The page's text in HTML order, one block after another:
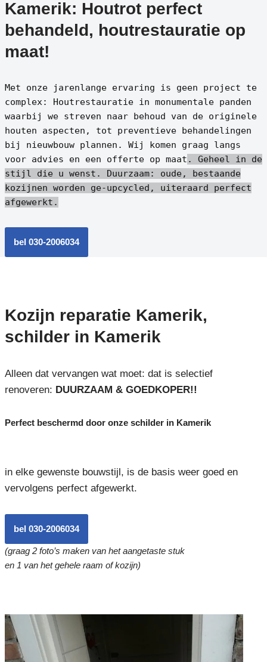
Kamerik: Houtrot perfect
behandeld, houtrestauratie op
maat!
Met onze jarenlange ervaring is geen project te
complex: Houtrestauratie in monumentale panden
waarbij we streven naar behoud van de originele
houten aspecten, tot preventieve behandelingen
bij nieuwbouw plannen. Wij komen graag langs
voor advies en een offerte op maat . Geheel in de
stijl die u wenst. Duurzaam: oude, bestaande
kozijnen worden ge-upcycled, uiteraard perfect
afgewerkt.
bel 030-2006034
Kozijn reparatie Kamerik,
schilder in Kamerik
Alleen dat vervangen wat moet: dat is selectief
renoveren: DUURZAAM & GOEDKOPER!!
Perfect beschermd door onze schilder in Kamerik
in elke gewenste bouwstijl, is de basis weer goed en
vervolgens perfect afgewerkt.
bel 030-2006034
(graag 2 foto’s maken van het aangetaste stuk
en 1 van het gehele raam of kozijn)